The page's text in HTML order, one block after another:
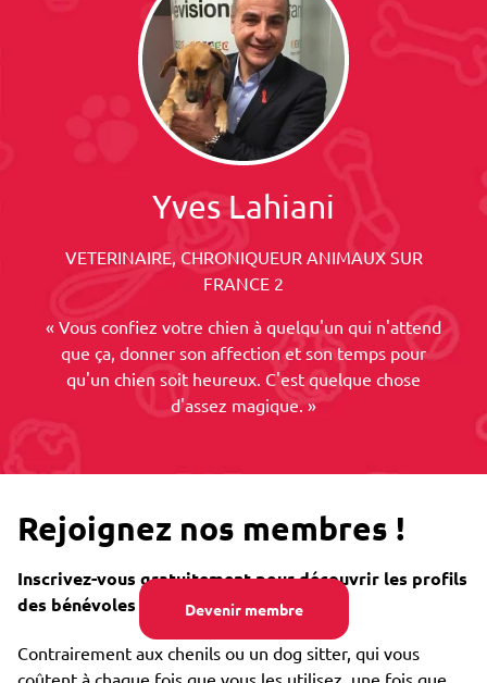
Devenir membre
Yves Lahiani
VETERINAIRE, CHRONIQUEUR ANIMAUX SUR
FRANCE 2
« Vous confiez votre chien à quelqu'un qui n'attend
que ça, donner son affection et son temps pour
qu'un chien soit heureux. C'est quelque chose
d'assez magique. »
Rejoignez nos membres !
Inscrivez-vous gratuitement pour découvrir les profils
des bénévoles près de chez vous.
Contrairement aux chenils ou un dog sitter, qui vous
coûtent à chaque fois que vous les utilisez, une fois que